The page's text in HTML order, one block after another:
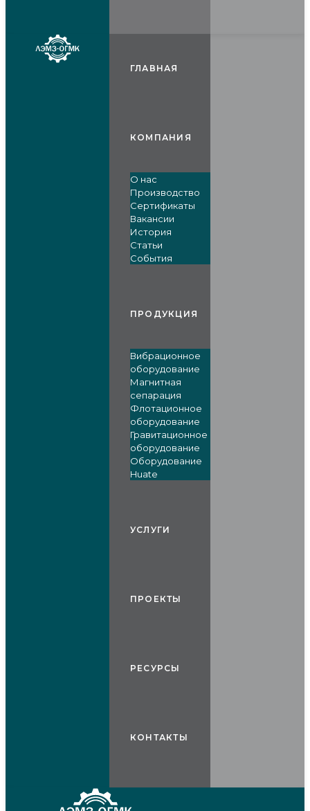
ГЛАВНАЯ
КОМПАНИЯ
О нас
Производство
Сертификаты
Вакансии
История
Статьи
События
ПРОДУКЦИЯ
Вибрационное
оборудование
Магнитная
сепарация
Флотационное
оборудование
Гравитационное
оборудование
Оборудование
Huate
УСЛУГИ
ПРОЕКТЫ
РЕСУРСЫ
КОНТАКТЫ